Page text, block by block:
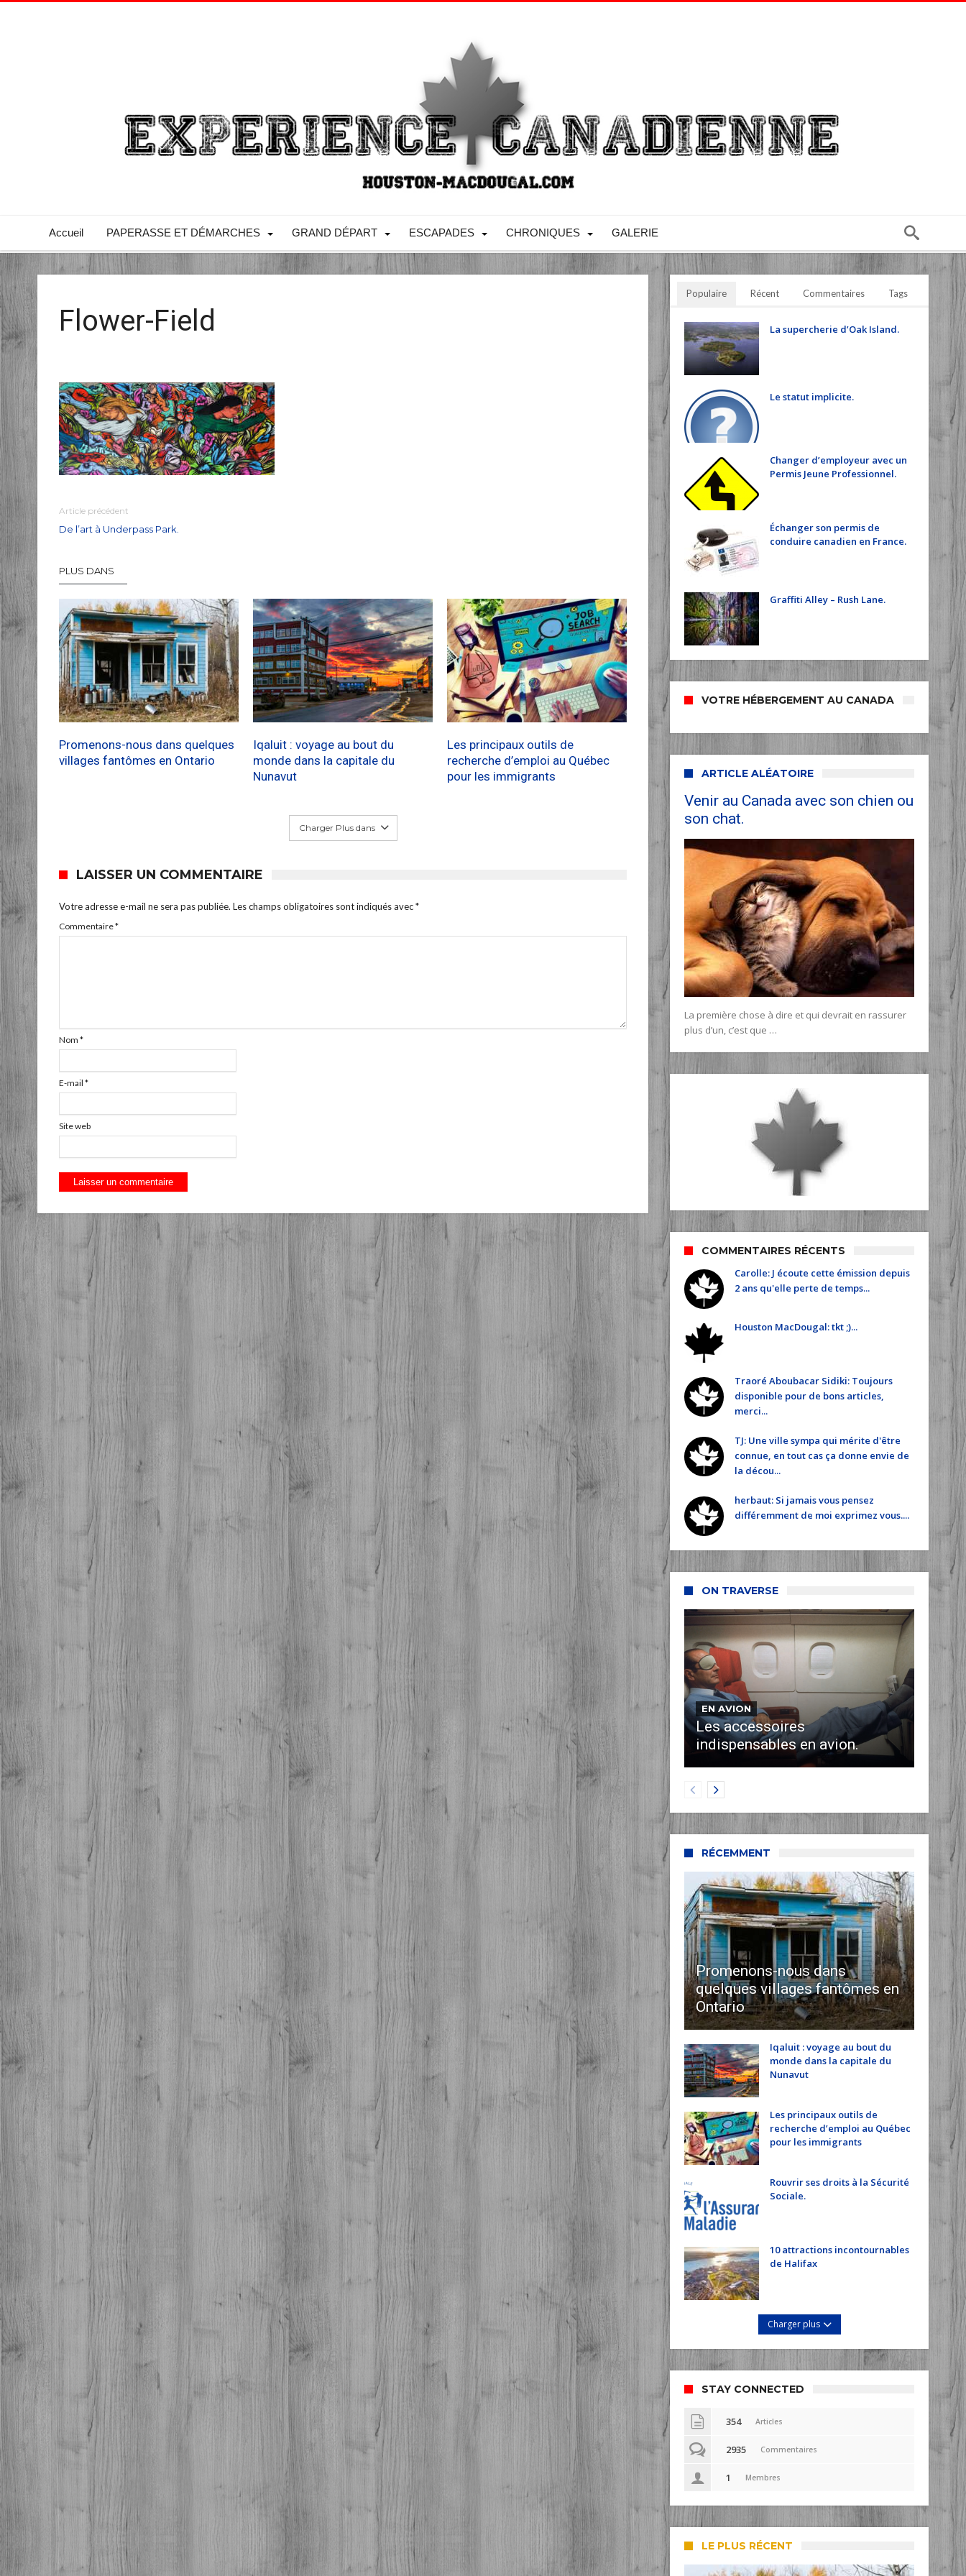
Accueil PAPERASSE ET DÉMARCHES GRAND DÉPART ESCAPADES CHRONIQUES GALERIE
Flower-Field
Article précédent
De l’art à Underpass Park.
PLUS DANS
Promenons-nous dans quelques
villages fantômes en Ontario
Iqaluit : voyage au bout du
monde dans la capitale du
Nunavut
Les principaux outils de
recherche d’emploi au Québec
pour les immigrants
Charger Plus dans
LAISSER UN COMMENTAIRE
Votre adresse e-mail ne sera pas publiée. Les champs obligatoires sont indiqués avec*
Commentaire*
Nom *
E-mail *
Site web
Populaire Récent Commentaires Tags
La supercherie d’Oak Island.
Le statut implicite.
Changer d’employeur avec un
Permis Jeune Professionnel.
Échanger son permis de
conduire canadien en France.
Graffiti Alley – Rush Lane.
VOTRE HÉBERGEMENT AU CANADA
ARTICLE ALÉATOIRE
Venir au Canada avec son chien ou
son chat.
La première chose à dire et qui devrait en rassurer
plus d’un, c’est que …
COMMENTAIRES RÉCENTS
Carolle: J écoute cette émission depuis
2 ans qu'elle perte de temps...
Houston MacDougal: tkt ;)...
Traoré Aboubacar Sidiki: Toujours
disponible pour de bons articles,
merci...
TJ: Une ville sympa qui mérite d'être
connue, en tout cas ça donne envie de
la décou...
herbaut: Si jamais vous pensez
différemment de moi exprimez vous....
ON TRAVERSE
EN AVION
Les accessoires
indispensables en avion.
RÉCEMMENT
Promenons-nous dans
quelques villages fantômes en
Ontario
Iqaluit : voyage au bout du
monde dans la capitale du
Nunavut
Les principaux outils de
recherche d’emploi au Québec
pour les immigrants
Rouvrir ses droits à la Sécurité
Sociale.
10 attractions incontournables
de Halifax
Charger plus
STAY CONNECTED
354 Articles
2935 Commentaires
1 Membres
LE PLUS RÉCENT